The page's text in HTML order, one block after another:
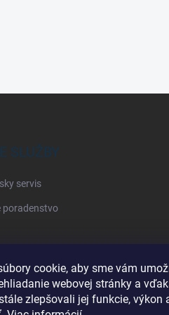
cookie, aby sme vám
webovej stránky a
zlepšovali jej funkcie, výkon
SLUŽBY
servis
poradenstvo